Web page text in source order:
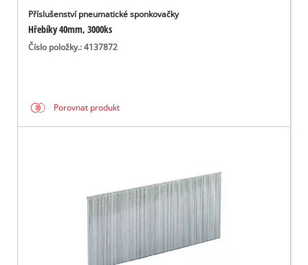
Příslušenství pneumatické sponkovačky
Hřebíky 40mm, 3000ks
Číslo položky.: 4137872
Porovnat produkt